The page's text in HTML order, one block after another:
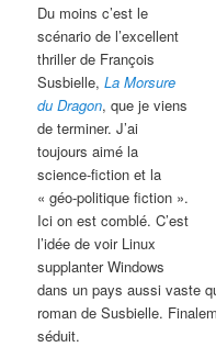
Du moins c’est le
scénario de l’excellent
thriller de François
Susbielle,La Morsure
du Dragon, que je viens
de terminer. J’ai
toujours aimé la
science-fiction et la
« géo-politique fiction ».
Ici on est comblé. C’est
l’idée de voir Linux
supplanter Windows
dans un pays aussi vaste
roman de Susbielle.
séduit.